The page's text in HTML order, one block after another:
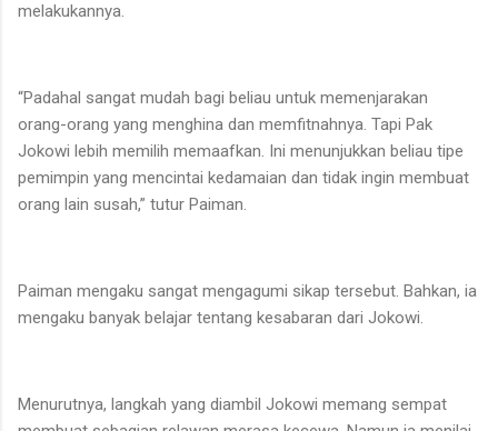
melakukannya.
“Padahal sangat mudah bagi beliau untuk memenjarakan
orang-orang yang menghina dan memfitnahnya. Tapi Pak
Jokowi lebih memilih memaafkan. Ini menunjukkan beliau tipe
pemimpin yang mencintai kedamaian dan tidak ingin membuat
orang lain susah,” tutur Paiman.
Paiman mengaku sangat mengagumi sikap tersebut. Bahkan, ia
mengaku banyak belajar tentang kesabaran dari Jokowi.
Menurutnya, langkah yang diambil Jokowi memang sempat